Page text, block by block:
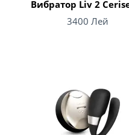
Вибратор Liv 2
3400 Лей